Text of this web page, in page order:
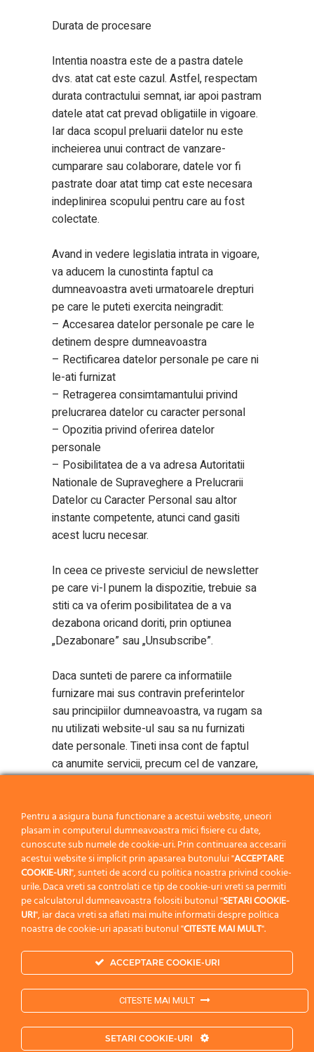
Durata de procesare
Intentia noastra este de a pastra datele
dvs. atat cat este cazul. Astfel, respectam
durata contractului semnat, iar apoi pastram
datele atat cat prevad obligatiile in vigoare.
Iar daca scopul preluarii datelor nu este
incheierea unui contract de vanzare-
cumparare sau colaborare, datele vor fi
pastrate doar atat timp cat este necesara
indeplinirea scopului pentru care au fost
colectate.
Avand in vedere legislatia intrata in vigoare,
va aducem la cunostinta faptul ca
dumneavoastra aveti urmatoarele drepturi
pe care le puteti exercita neingradit:
– Accesarea datelor personale pe care le
detinem despre dumneavoastra
– Rectificarea datelor personale pe care ni
le-ati furnizat
– Retragerea consimtamantului privind
prelucrarea datelor cu caracter personal
– Opozitia privind oferirea datelor
personale
– Posibilitatea de a va adresa Autoritatii
Nationale de Supraveghere a Prelucrarii
Datelor cu Caracter Personal sau altor
instante competente, atunci cand gasiti
acest lucru necesar.
In ceea ce priveste serviciul de newsletter
pe care vi-l punem la dispozitie, trebuie sa
stiti ca va oferim posibilitatea de a va
dezabona oricand doriti, prin optiunea
„Dezabonare” sau „Unsubscribe”.
Daca sunteti de parere ca informatiile
furnizare mai sus contravin preferintelor
sau principiilor dumneavoastra, va rugam sa
nu utilizati website-ul sau sa nu furnizati
date personale. Tineti insa cont de faptul
ca anumite servicii, precum cel de vanzare,
Daca considerati necesara obtinerea mai
multor detalii cu privire la modul in care
societatea noastra prelucreaza datele cu
caracter personal, va rugam sa ne trimiteti
o cerere pe adresa de e-mail
gdpr@popeci.ro, iar noi o sa va raspundem
in cel mai scurt timp posibil.
Ne luam angajamentul de a trata cu
seriozitate cererile dvs.
Copyrights © 2019 POPECI.Politica de Confidentialitate
Pentru a asigura buna functionare a acestui website, uneori
plasam in computerul dumneavoastra mici fisiere cu date,
cunoscute sub numele de cookie-uri. Prin continuarea accesarii
acestui website si implicit prin apasarea butonului "ACCEPTARE
COOKIE-URI", sunteti de acord cu politica noastra privind cookie-
urile. Daca vreti sa controlati ce tip de cookie-uri vreti sa permiti
pe calculatorul dumneavoastra folositi butonul "SETARI COOKIE-
URI", iar daca vreti sa aflati mai multe informatii despre politica
noastra de cookie-uri apasati butonul "CITESTE MAI MULT".
ACCEPTARE COOKIE-URI
CITESTE MAI MULT
SETARI COOKIE-URI